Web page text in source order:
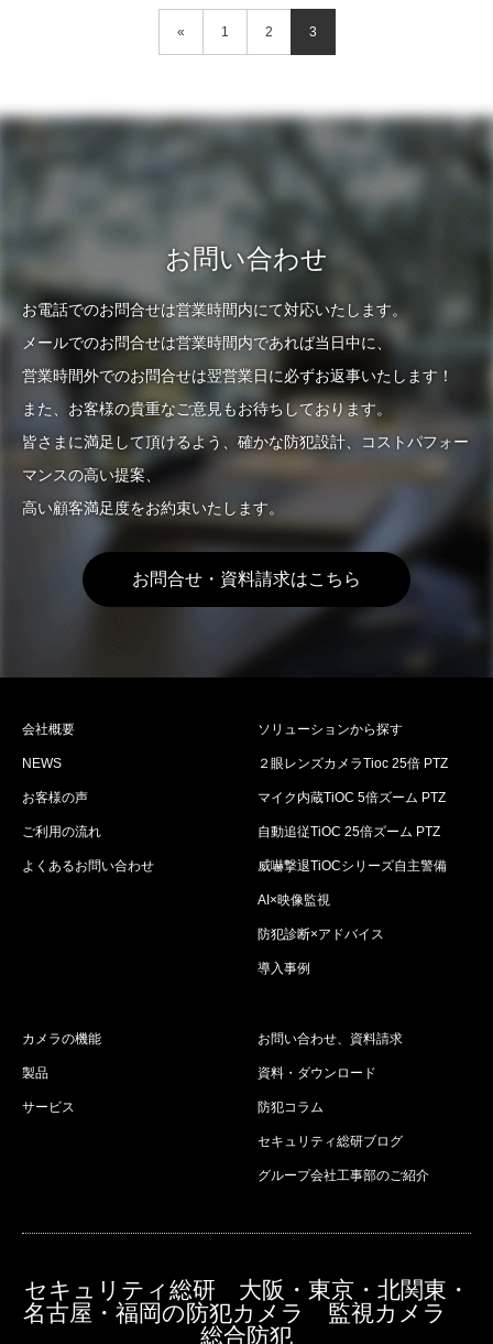
« 1 2 3
お問い合わせ
お電話でのお問合せは営業時間内にて対応いたします。
メールでのお問合せは営業時間内であれば当日中に、
営業時間外でのお問合せは翌営業日に必ずお返事いたします！
また、お客様の貴重なご意見もお待ちしております。
皆さまに満足して頂けるよう、確かな防犯設計、コストパフォー
マンスの高い提案、
高い顧客満足度をお約束いたします。
お問合せ・資料請求はこちら
会社概要
NEWS
お客様の声
ご利用の流れ
よくあるお問い合わせ
ソリューションから探す
２眼レンズカメラTioc 25倍 PTZ
マイク内蔵TiOC 5倍ズーム PTZ
自動追従TiOC 25倍ズーム PTZ
威嚇撃退TiOCシリーズ自主警備
AI×映像監視
防犯診断×アドバイス
導入事例
カメラの機能
製品
サービス
お問い合わせ、資料請求
資料・ダウンロード
防犯コラム
セキュリティ総研ブログ
グループ会社工事部のご紹介
セキュリティ総研 大阪・東京・北関東・
名古屋・福岡の防犯カメラ 監視カメラ
総合防犯